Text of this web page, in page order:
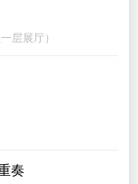
层展厅）
奏